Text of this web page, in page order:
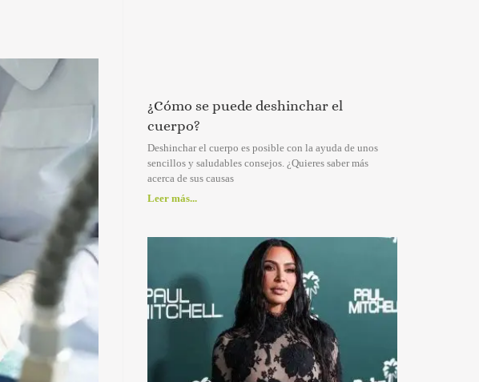
¿Cómo se puede deshinchar el
cuerpo?
Deshinchar el cuerpo es posible con la ayuda de unos
sencillos y saludables consejos. ¿Quieres saber más
acerca de sus causas
Leer más...